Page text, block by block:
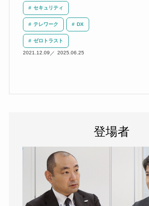
セキュリティ
テレワーク DX
ゼロトラスト
2021.12.09 2025.06.25
登場者